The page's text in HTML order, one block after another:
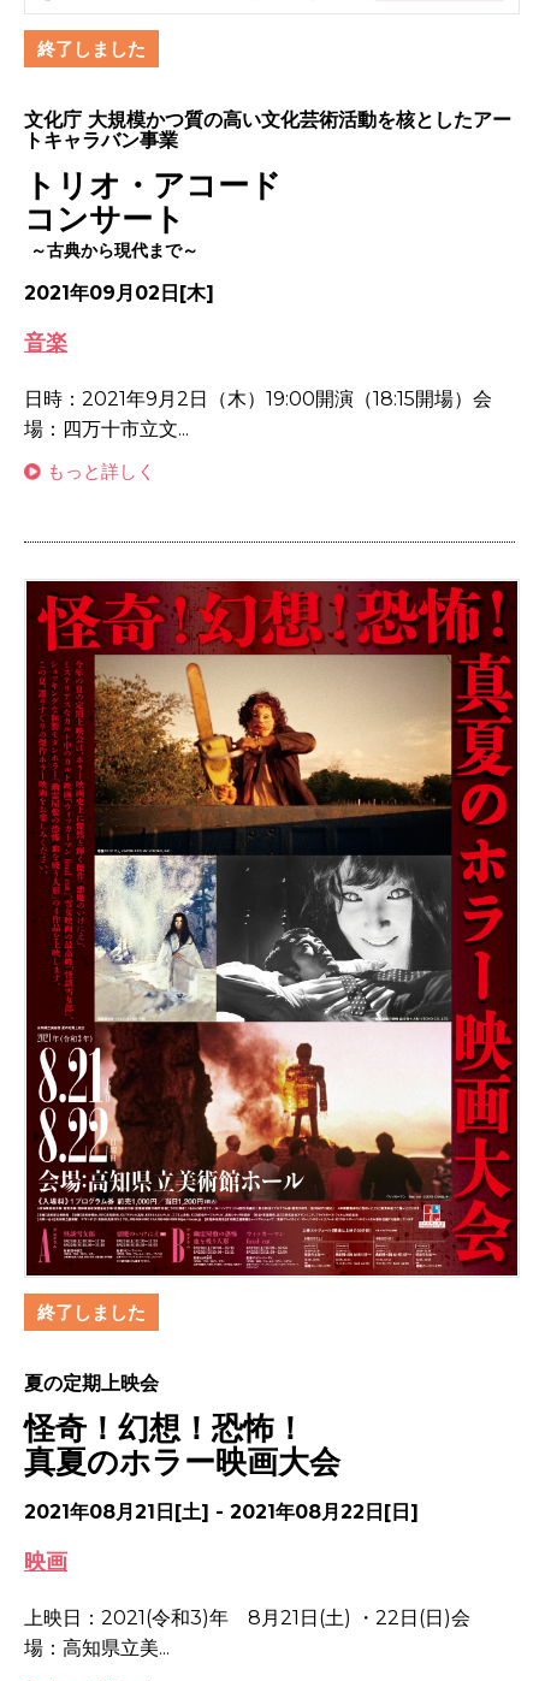
終了しました
文化庁 大規模かつ質の高い文化芸術活動を核としたアー
トキャラバン事業
トリオ・アコード
コンサート
～古典から現代まで～
2021年09月02日[木]
音楽
日時：2021年9月2日（木）19:00開演（18:15開場）会
場：四万十市立文...
もっと詳しく
終了しました
夏の定期上映会
怪奇！幻想！恐怖！
真夏のホラー映画大会
2021年08月21日[土] - 2021年08月22日[日]
映画
上映日：2021(令和3)年 8月21日(土) ・22日(日)会
場：高知県立美...